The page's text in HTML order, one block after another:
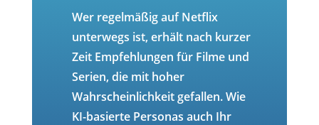
Wer regelmäßig auf Netflix
unterwegs ist, erhält nach kurzer
Zeit Empfehlungen für Filme und
Serien, die mit hoher
Wahrscheinlichkeit gefallen. Wie
KI-basierte Personas auch Ihr